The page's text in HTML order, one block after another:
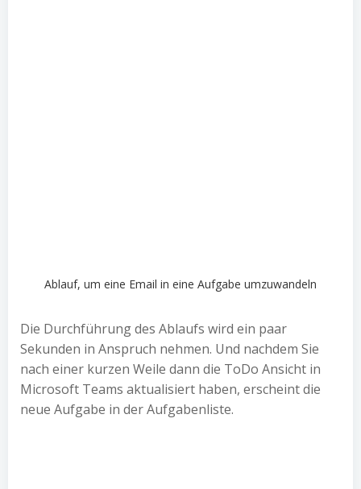
Ablauf, um eine Email in eine Aufgabe umzuwandeln
Die Durchführung des Ablaufs wird ein paar
Sekunden in Anspruch nehmen. Und nachdem Sie
nach einer kurzen Weile dann die ToDo Ansicht in
Microsoft Teams aktualisiert haben, erscheint die
neue Aufgabe in der Aufgabenliste.